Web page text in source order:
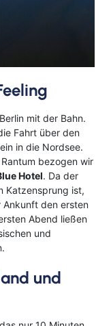
mit der Bahn.
Fahrt über den
in die Nordsee.
bezogen wir
Hotel. Da der
Katzensprung ist,
Ankunft den ersten
Abend ließen
und
.
und